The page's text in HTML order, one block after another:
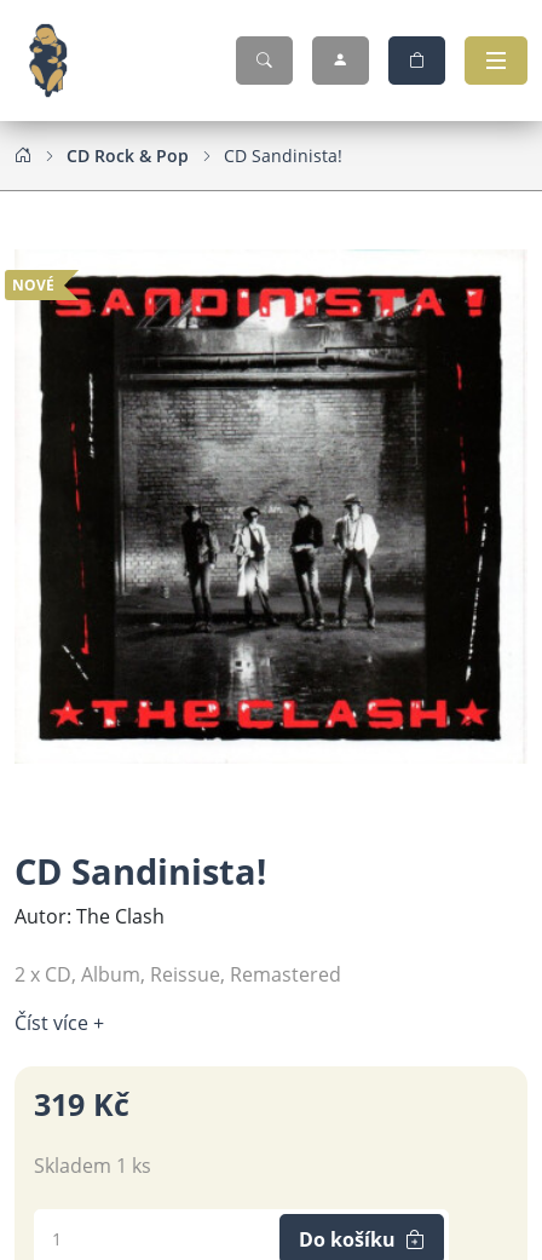
CD Rock & Pop CD Sandinista!
NOVÉ
CD Sandinista!
Autor: The Clash
2 x CD, Album, Reissue, Remastered
Číst více +
319 Kč
Skladem 1 ks
Do košíku